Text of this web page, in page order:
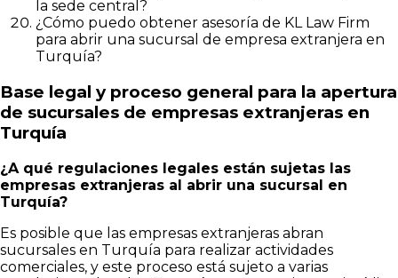
la sede central?
¿Cómo puedo obtener asesoría de KL Law Firm
para abrir una sucursal de empresa extranjera en
Turquía?
Base legal y proceso general para la apertura
de sucursales de empresas extranjeras en
Turquía
¿A qué regulaciones legales están sujetas las
empresas extranjeras al abrir una sucursal en
Turquía?
Es posible que las empresas extranjeras abran
sucursales en Turquía para realizar actividades
comerciales, y este proceso está sujeto a varias